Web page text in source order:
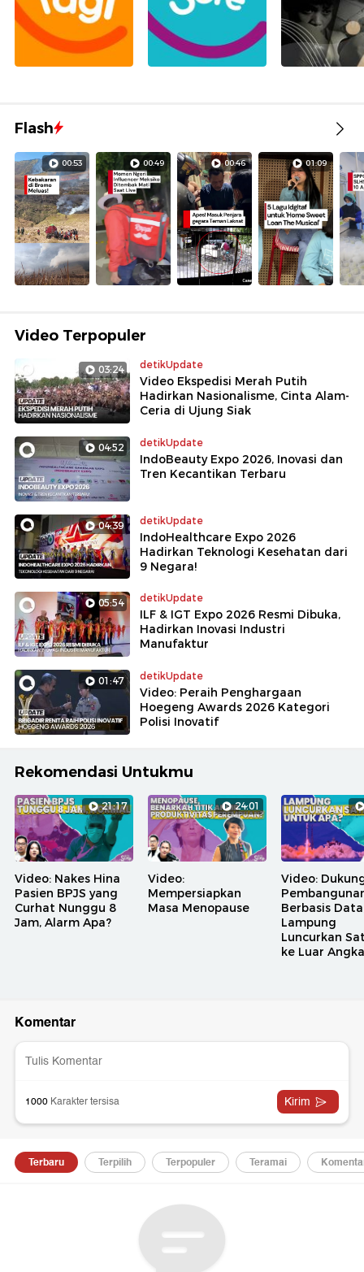
Flash
00:53 00:49 00:46 01:09
Video Terpopuler
03:24 detikUpdate
Video Ekspedisi Merah Putih
Hadirkan Nasionalisme, Cinta Alam-
Ceria di Ujung Siak
04:52 detikUpdate
IndoBeauty Expo 2026, Inovasi dan
Tren Kecantikan Terbaru
04:39 detikUpdate
IndoHealthcare Expo 2026
Hadirkan Teknologi Kesehatan dari
9 Negara!
05:54 detikUpdate
ILF & IGT Expo 2026 Resmi Dibuka,
Hadirkan Inovasi Industri
Manufaktur
01:47 detikUpdate
Video: Peraih Penghargaan
Hoegeng Awards 2026 Kategori
Polisi Inovatif
Rekomendasi Untukmu
21:17
Video: Nakes Hina
Pasien BPJS yang
Curhat Nunggu 8
Jam, Alarm Apa?
24:01
Video:
Mempersiapkan
Masa Menopause
Video:
Berbasis
Lampung
Luncurkan
ke Luar